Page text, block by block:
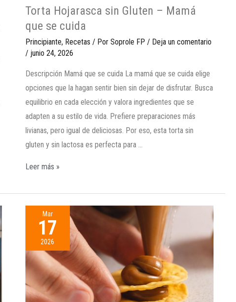
Torta Hojarasca sin Gluten – Mamá
que se cuida
Principiante, Recetas / Por Soprole FP / Deja un comentario
/ junio 24, 2026
Descripción Mamá que se cuida La mamá que se cuida elige
opciones que la hagan sentir bien sin dejar de disfrutar. Busca
equilibrio en cada elección y valora ingredientes que se
adapten a su estilo de vida. Prefiere preparaciones más
livianas, pero igual de deliciosas. Por eso, esta torta sin
gluten y sin lactosa es perfecta para …
Leer más »
Mar
17
2026